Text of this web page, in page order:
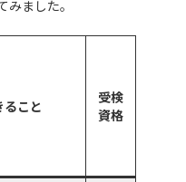
ました。
ること
受検
資格